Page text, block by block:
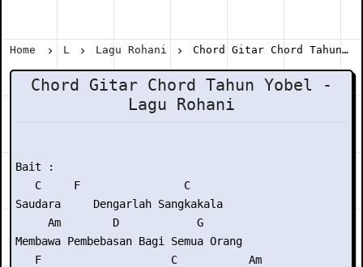
Home L Lagu Rohani Chord Gitar Chord Tahun Yobel - Lagu Rohani
Chord Gitar Chord Tahun Yobel -
Lagu Rohani
Bait :
   C     F                C
Saudara     Dengarlah Sangkakala
     Am        D            G
Membawa Pembebasan Bagi Semua Orang
   F                    C           Am